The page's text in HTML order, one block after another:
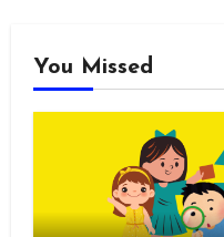
You Missed